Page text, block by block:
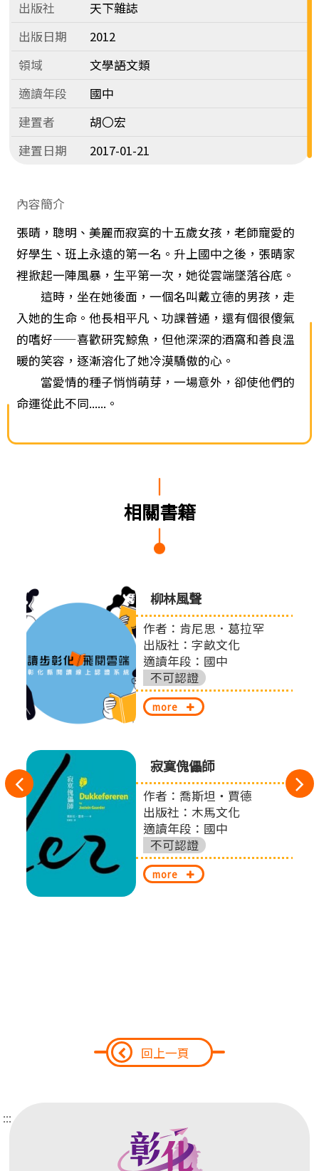
出版社
天下雜誌
出版日期
2012
領域
文學語文類
適讀年段
國中
建置者
胡〇宏
建置日期
2017-01-21
內容簡介
張晴，聰明、美麗而寂寞的十五歲女孩，老師寵愛的
好學生、班上永遠的第一名。升上國中之後，張晴家
裡掀起一陣風暴，生平第一次，她從雲端墜落谷底。
這時，坐在她後面，一個名叫戴立德的男孩，走
入她的生命。他長相平凡、功課普通，還有個很傻氣
的嗜好——喜歡研究鯨魚，但他深深的酒窩和善良溫
暖的笑容，逐漸溶化了她冷漠驕傲的心。
當愛情的種子悄悄萌芽，一場意外，卻使他們的
命運從此不同......。
相關書籍
往
左
切
換
柳林風聲
作者：肯尼思．葛拉罕
出版社：字畝文化
適讀年段：國中
不可認證
more
寂寞傀儡師
作者：喬斯坦‧賈德
出版社：木馬文化
適讀年段：國中
不可認證
more
回上一頁
:::